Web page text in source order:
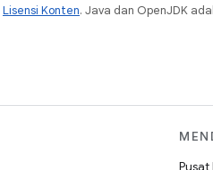
Lisensi Konten. Java dan OpenJDK